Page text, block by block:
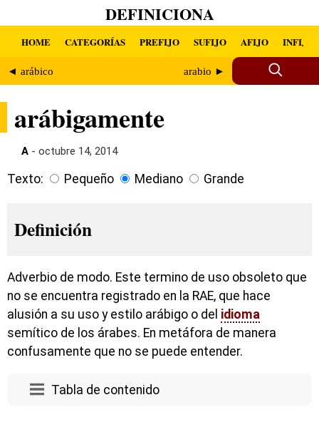
DEFINICIONA
HOME CATEGORÍAS PREFIJO SUFIJO AFIJO INFIJO
◄ arábico arabio ►
arábigamente
A - octubre 14, 2014
Texto: Pequeño Mediano Grande
Definición
Adverbio de modo. Este termino de uso obsoleto que
no se encuentra registrado en la RAE, que hace
alusión a su uso y estilo arábigo o del idioma
semítico de los árabes. En metáfora de manera
confusamente que no se puede entender.
Tabla de contenido